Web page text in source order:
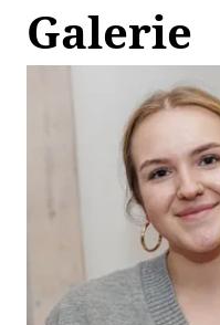
Galerie